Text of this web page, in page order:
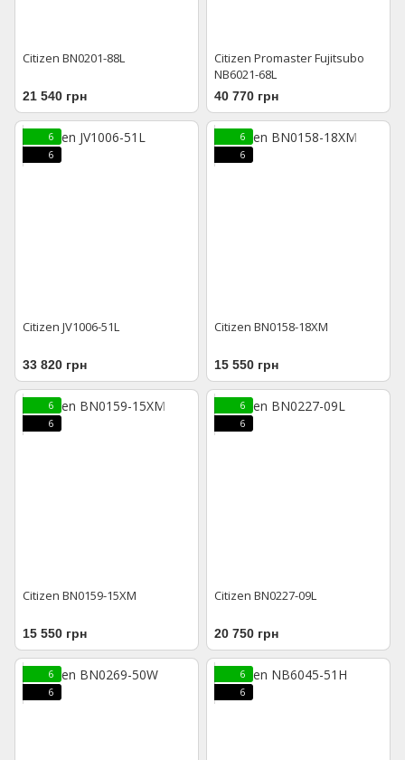
Citizen BN0201-88L
21 540 грн
Citizen Promaster Fujitsubo
NB6021-68L
40 770 грн
6
6
Citizen JV1006-51L
33 820 грн
6
6
Citizen BN0158-18XM
15 550 грн
6
6
Citizen BN0159-15XM
15 550 грн
6
6
Citizen BN0227-09L
20 750 грн
6
6
6
6